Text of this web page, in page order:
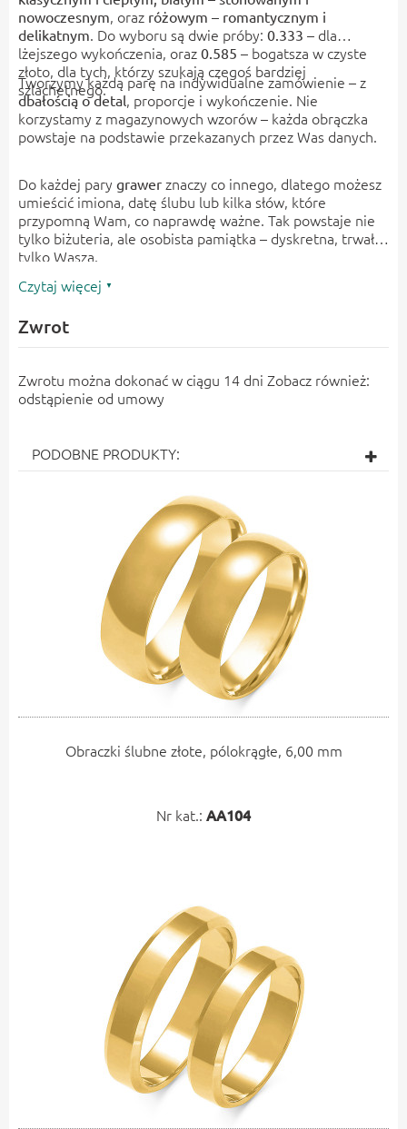
nowoczesnym, oraz różowym – romantycznym i
delikatnym. Do wyboru są dwie próby: 0.333 – dla
lżejszego wykończenia, oraz 0.585 – bogatsza w czyste
złoto, dla tych, którzy szukają czegoś bardziej
szlachetnego.
Tworzymy każdą parę na indywidualne zamówienie – z
dbałością o detal, proporcje i wykończenie. Nie
korzystamy z magazynowych wzorów – każda obrączka
powstaje na podstawie przekazanych przez Was danych.
Do każdej pary grawer znaczy co innego, dlatego możesz
umieścić imiona, datę ślubu lub kilka słów, które
przypomną Wam, co naprawdę ważne. Tak powstaje nie
tylko biżuteria, ale osobista pamiątka – dyskretna, trwała i
tylko Wasza.
Czytaj więcej
Zwrot
Zwrotu można dokonać w ciągu 14 dni Zobacz również:
odstąpienie od umowy
PODOBNE PRODUKTY:
Obraczki ślubne złote, pólokrągłe, 6,00 mm
Nr kat.: AA104